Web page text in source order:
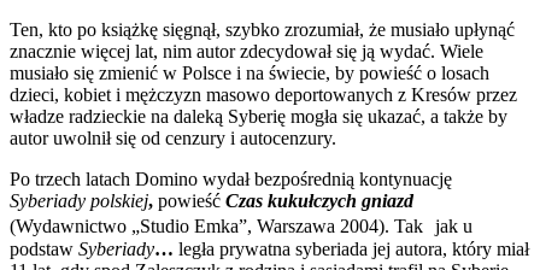
Ten, kto po książkę sięgnął, szybko zrozumiał, że musiało upłynąć
znacznie więcej lat, nim autor zdecydował się ją wydać. Wiele
musiało się zmienić w Polsce i na świecie, by powieść o losach
dzieci, kobiet i mężczyzn masowo deportowanych z Kresów przez
władze radzieckie na daleką Syberię mogła się ukazać, a także by
autor uwolnił się od cenzury i autocenzury.
Po trzech latach Domino wydał bezpośrednią kontynuację
Syberiady polskiej, powieść Czas kukułczych gniazd
(Wydawnictwo „Studio Emka”, Warszawa 2004). Tak jak u
podstaw Syberiady… legła prywatna syberiada jej autora, który miał